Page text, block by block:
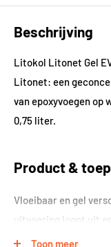
Beschrijving
Litokol Litonet Gel
Litonet: een
van epoxyvoegen op
0,75 liter.
Product &
Vloeibaar en gel
uitvoering loopt uit
gel blijft staan waar
Toon meer